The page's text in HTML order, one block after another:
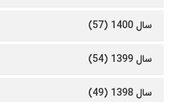
سال 1400 (57)
سال 1399 (54)
سال 1398 (49)